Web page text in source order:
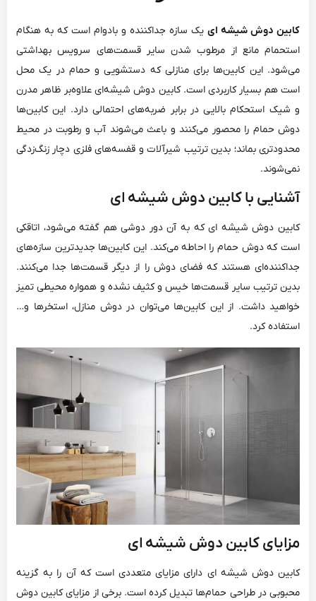
کابین دوش شیشه ای یک سازه جداکننده و بادوام است که به هنگام
استحمام مانع از مرطوب شدن سایر قسمت‌های سرویس بهداشتی
می‌شود. این کابین‌ها برای منازلی که دستشویی و حمام در یک محل
است هم بسیار کاربردی است. کابین دوش شیشه‌ای علاوه‌بر ظاهر مدرن
و شیک استحکام بالایی در برابر ضربه‌های احتمالی دارد. این کابین‌ها
دوش حمام را محصور می‌کنند و باعث می‌شوند آب و رطوبت در محیط
محدودتری بماند؛ بدین ترتیب شیرآلات و قفسه‌های فلزی دچار زنگ‌زدگی
نمی‌شوند.
آشنایی با کابین دوش شیشه ای
کابین دوش شیشه ای که به آن دور دوشی هم گفته می‌شود، اتاقکی
است که دوش حمام را احاطه می‌کند. این کابین‌ها جدیدترین سازه‌های
جداکننده‌ای هستند که فضای دوش را از دیگر قسمت‌ها جدا می‌کنند.
بدین ترتیب سایر قسمت‌ها خیس و کثیف نشده و همواره محیطی تمیز
خواهید داشت. از این کابین‌ها می‌توان در دوش منازل، استخرها و…
استفاده کرد.
مزایای کابین دوش شیشه ای
کابین دوش شیشه ای دارای مزایای متعددی است که آن را به گزینه
محبوبی در طراحی حمام‌ها تبدیل کرده است. برخی از مزایای کابین دوش